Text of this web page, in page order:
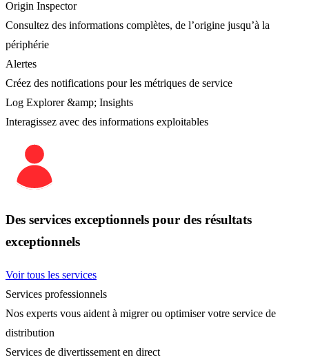
Origin Inspector
Consultez des informations complètes, de l’origine jusqu’à la
périphérie
Alertes
Créez des notifications pour les métriques de service
Log Explorer &amp; Insights
Interagissez avec des informations exploitables
Des services exceptionnels pour des résultats
exceptionnels
Voir tous les services
Services professionnels
Nos experts vous aident à migrer ou optimiser votre service de
distribution
Services de divertissement en direct